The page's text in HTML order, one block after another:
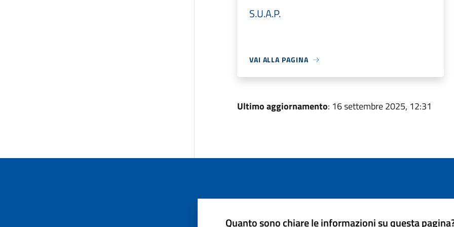
S.U.A.P.
VAI ALLA PAGINA
Ultimo aggiornamento: 16 settembre 2025, 12:31
Quanto sono chiare le informazioni su questa